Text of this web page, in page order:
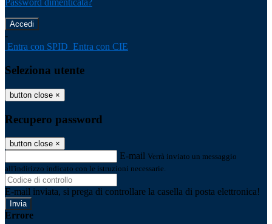
Password dimenticata?
-
Entra con SPID Entra con CIE
Seleziona utente
button close ×
Recupero password
button close ×
E-mail Verrà inviato un messaggio
all'indirizzo indicato con le istruzioni necessarie.
E-mail inviata, si prega di controllare la casella di posta elettronica!
Errore